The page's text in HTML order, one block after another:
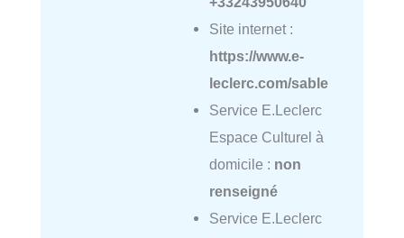
Site internet :
https://www.e-
leclerc.com/sable
Service E.Leclerc
Espace Culturel à
domicile : non
renseigné
Service E.Leclerc